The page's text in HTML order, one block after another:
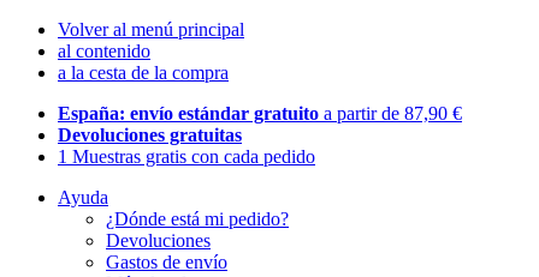
Volver al menú principal
al contenido
a la cesta de la compra
España: envío estándar gratuito a partir de 87,90 €
Devoluciones gratuitas
1 Muestras gratis con cada pedido
Ayuda
¿Dónde está mi pedido?
Devoluciones
Gastos de envío